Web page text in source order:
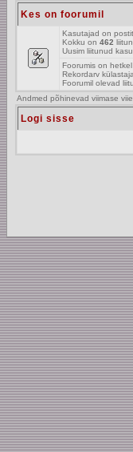
Kes on foorumil
Kasutajad on
Kokku on 462
Uusim liitunud
Foorumis on
Rekordarv
Foorumil olevad
Andmed põhinevad viimase
Logi sisse